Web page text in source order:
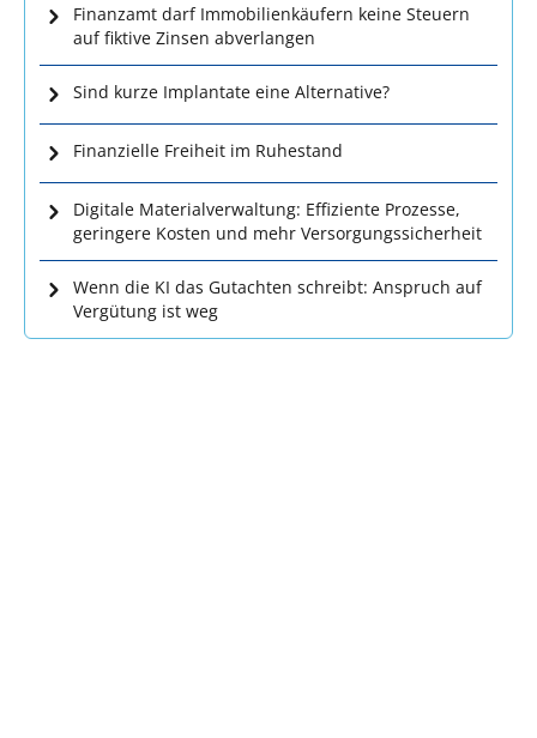
Finanzamt darf Immobilienkäufern keine Steuern
auf fiktive Zinsen abverlangen
Sind kurze Implantate eine Alternative?
Finanzielle Freiheit im Ruhestand
Digitale Materialverwaltung: Effiziente Prozesse,
geringere Kosten und mehr Versorgungssicherheit
Wenn die KI das Gutachten schreibt: Anspruch auf
Vergütung ist weg